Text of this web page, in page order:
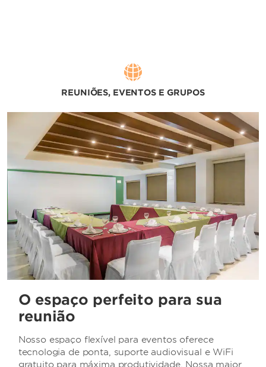
REUNIÕES, EVENTOS E GRUPOS
O espaço perfeito para sua
reunião
Nosso espaço flexível para eventos oferece
tecnologia de ponta, suporte audiovisual e WiFi
gratuito para máxima produtividade. Nossa maior